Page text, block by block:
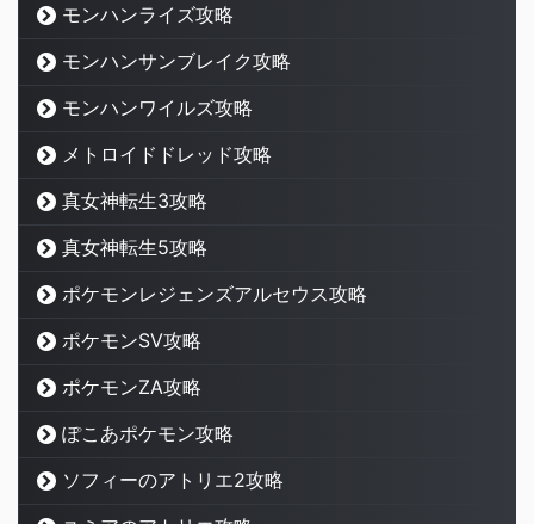
モンハンライズ攻略
モンハンサンブレイク攻略
モンハンワイルズ攻略
メトロイドドレッド攻略
真女神転生3攻略
真女神転生5攻略
ポケモンレジェンズアルセウス攻略
ポケモンSV攻略
ポケモンZA攻略
ぽこあポケモン攻略
ソフィーのアトリエ2攻略